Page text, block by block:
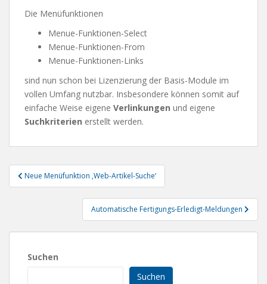
Die Menüfunktionen
Menue-Funktionen-Select
Menue-Funktionen-From
Menue-Funktionen-Links
sind nun schon bei Lizenzierung der Basis-Module im
vollen Umfang nutzbar. Insbesondere können somit auf
einfache Weise eigene Verlinkungen und eigene
Suchkriterien erstellt werden.
Beitragsnavigation
Neue Menüfunktion ‚Web-Artikel-Suche‘
Automatische Fertigungs-Erledigt-Meldungen
Suchen
Suchen